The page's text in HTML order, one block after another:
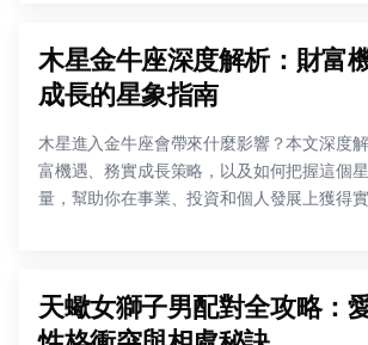
木星金牛座深度解析：財富
成長的星象指南
木星進入金牛座會帶來什麼影響？本文深度
富機遇、務實成長策略，以及如何把握這個
量，幫助你在事業、投資和個人發展上獲得實
天蠍女獅子男配對全攻略：